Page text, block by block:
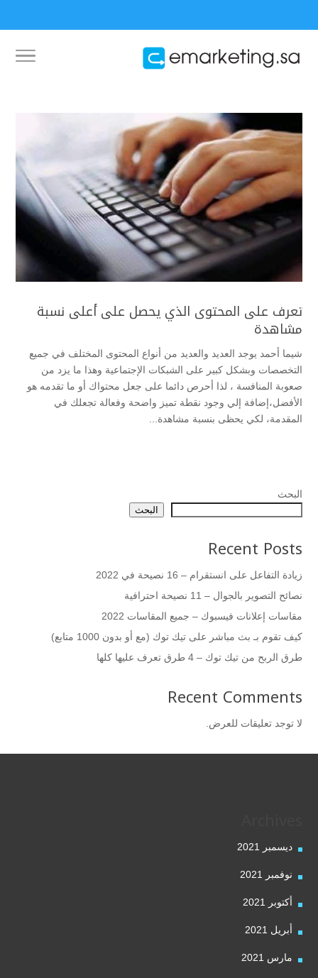
تعرف على المحتوى الذي يحصل على أعلى نسبة
مشاهدة
شيما أحمد يوجد العديد والعديد من أنواع المحتوى المختلف في جميع
التخصصات وبشكل كبير على الشبكات الإجتماعية وهذا ما يزد من
صعوبة المنافسة ، لذا أحرص دائما على جعل محتواك أو ما تقدمه هو
الأفضل،إضافة إلي وجود نقطة تميز واضحة وفعالة تجعلك في
المقدمة، لكي يحظى بنسبة مشاهدة...
البحث
البحث
Recent Posts
زيادة التفاعل على انستقرام – 16 نصيحة في 2022
نصائح التصوير بالجوال – 11 نصيحة احترافية
مقاسات إعلانات فيسبوك – جميع المقاسات 2022
كيف تقوم بـ بث مباشر على تيك توك (مع أو بدون 1000 متابع)
طرق الربح من تيك توك – 4 طرق تعرف عليها كلها
Recent Comments
لا توجد تعليقات للعرض.
ديسمبر 2021
نوفمبر 2021
أكتوبر 2021
أبريل 2021
مارس 2021